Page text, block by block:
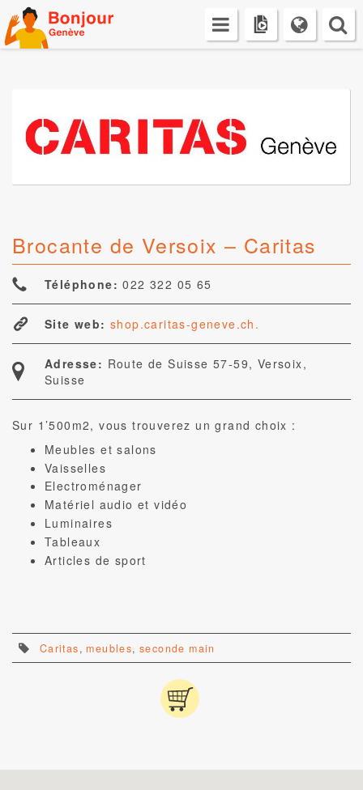
Skip
to
content
Brocante de Versoix – Caritas
Téléphone: 022 322 05 65
Site web: shop.caritas-geneve.ch.
Adresse: Route de Suisse 57-59, Versoix,
Suisse
Sur 1’500m2, vous trouverez un grand choix :
Meubles et salons
Vaisselles
Electroménager
Matériel audio et vidéo
Luminaires
Tableaux
Articles de sport
Caritas,meubles,seconde main